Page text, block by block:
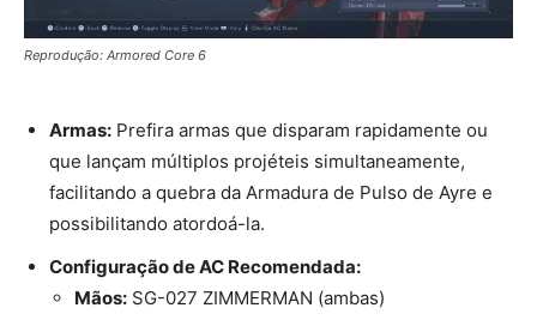
Reprodução: Armored Core 6
Armas: Prefira armas que disparam rapidamente ou
que lançam múltiplos projéteis simultaneamente,
facilitando a quebra da Armadura de Pulso de Ayre e
possibilitando atordoá-la.
Configuração de AC Recomendada:
Mãos: SG-027 ZIMMERMAN (ambas)